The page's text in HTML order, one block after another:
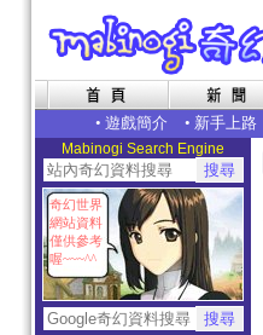
• 遊戲簡介 • 新手上路
Mabinogi Search Engine
奇幻世界
網站資料
僅供參考
喔~~~^^